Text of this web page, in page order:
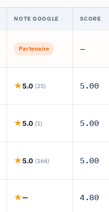
NOTE GOOGLE SCORE
Partenaire —
5.0 (25) 5.00
5.0 (1) 5.00
5.0 (166) 5.00
— 4.80